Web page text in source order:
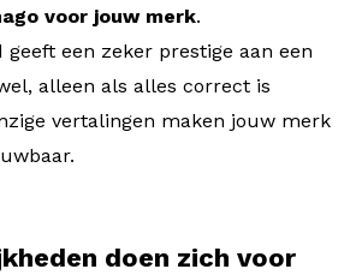
voor jouw merk.
geeft een zeker prestige aan een
alleen als alles correct is
vertalingen maken jouw merk
doen zich voor